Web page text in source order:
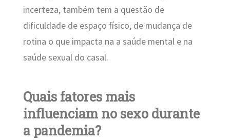
incerteza, também tem a questão de
dificuldade de espaço físico, de mudança de
rotina o que impacta na a saúde mental e na
saúde sexual do casal.
Quais fatores mais
influenciam no sexo durante
a pandemia?